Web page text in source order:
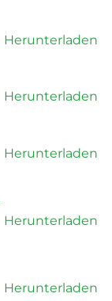
Herunterladen
Herunterladen
Herunterladen
Herunterladen
Herunterladen